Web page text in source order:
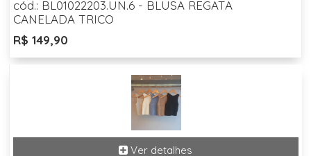
cód.: BL01022203.UN.6 - BLUSA REGATA
CANELADA TRICO
R$ 149,90